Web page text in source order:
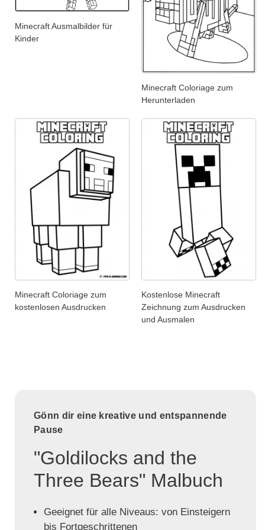
Minecraft Ausmalbilder für
Kinder
Minecraft Coloriage zum
Herunterladen
Minecraft Coloriage zum
kostenlosen Ausdrucken
Kostenlose Minecraft
Zeichnung zum Ausdrucken
und Ausmalen
Gönn dir eine kreative und entspannende
Pause
"Goldilocks and the
Three Bears" Malbuch
Geeignet für alle Niveaus: von Einsteigern
bis Fortgeschrittenen